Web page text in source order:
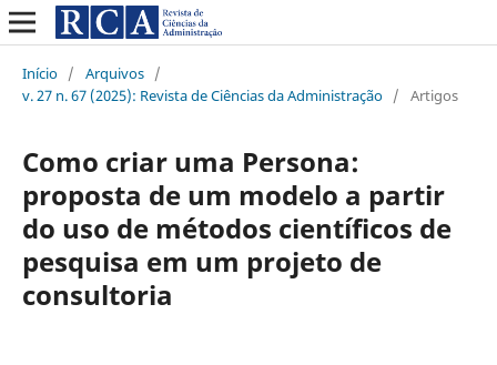
Início / Arquivos /
v. 27 n. 67 (2025): Revista de Ciências da Administração / Artigos
Como criar uma Persona:
proposta de um modelo a partir
do uso de métodos científicos de
pesquisa em um projeto de
consultoria